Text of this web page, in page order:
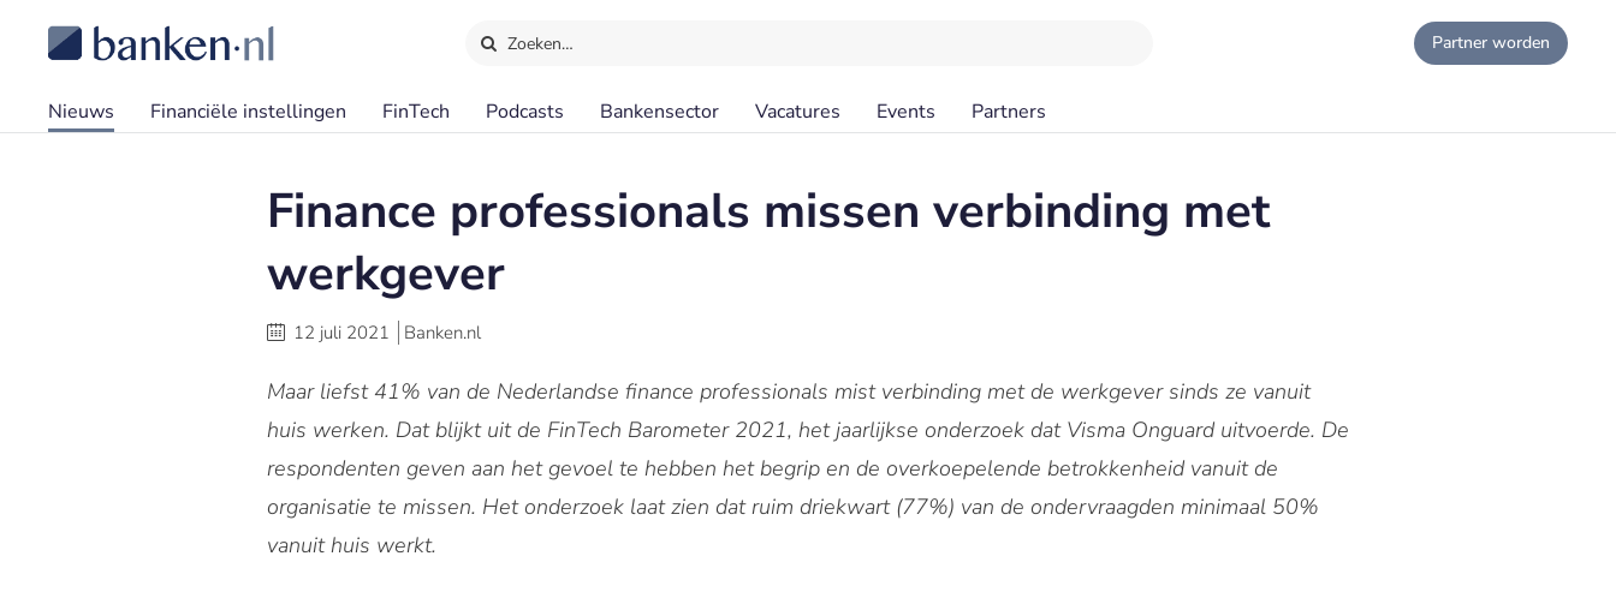
Zoeken… Partner worden
Nieuws Financiële instellingen FinTech Podcasts Bankensector Vacatures Events Partners
Finance professionals missen verbinding met
werkgever
12 juli 2021 Banken.nl
Maar liefst 41% van de Nederlandse finance professionals mist verbinding met de werkgever sinds ze vanuit
huis werken. Dat blijkt uit de FinTech Barometer 2021, het jaarlijkse onderzoek dat Visma Onguard uitvoerde. De
respondenten geven aan het gevoel te hebben het begrip en de overkoepelende betrokkenheid vanuit de
organisatie te missen. Het onderzoek laat zien dat ruim driekwart (77%) van de ondervraagden minimaal 50%
vanuit huis werkt.